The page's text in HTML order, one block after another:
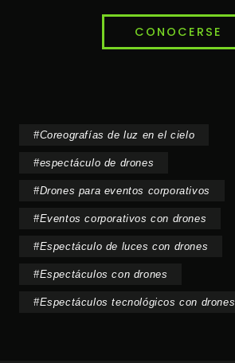
CONOCERSE
#Coreografías de luz en el cielo
#espectáculo de drones
#Drones para eventos corporativos
#Eventos corporativos con drones
#Espectáculo de luces con drones
#Espectáculos con drones
#Espectáculos tecnológicos con drones